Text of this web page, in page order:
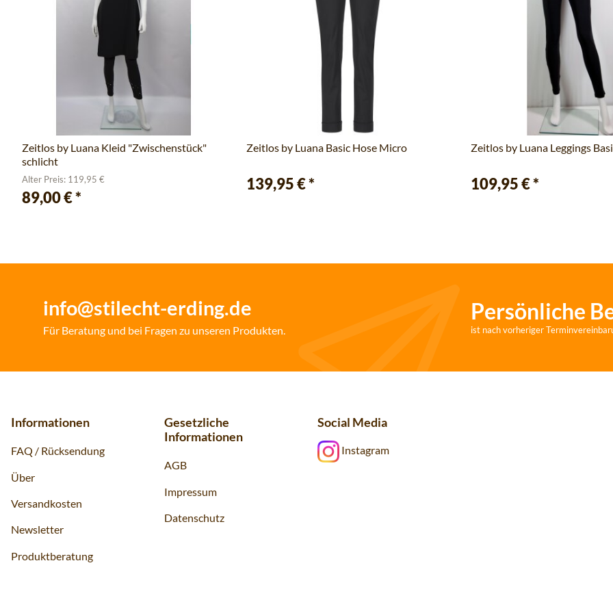
Zeitlos by Luana Kleid "Zwischenstück"
schlicht
Alter Preis: 119,95 €
89,00 €*
Zeitlos by Luana Basic Hose Micro
139,95 €*
Zeitlos by Luana Leggings
109,95 €*
info@stilecht-erding.de
Für Beratung und bei Fragen zu unseren Produkten.
Persönliche
ist nach vorheriger
Informationen
FAQ / Rücksendung
Über
Versandkosten
Newsletter
Produktberatung
Gesetzliche
Informationen
AGB
Impressum
Datenschutz
Social Media
Instagram